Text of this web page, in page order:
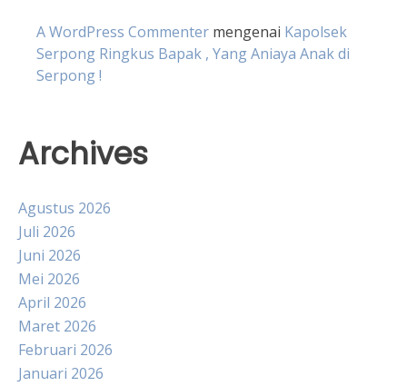
A WordPress Commenter mengenai Kapolsek
Serpong Ringkus Bapak , Yang Aniaya Anak di
Serpong !
Archives
Agustus 2026
Juli 2026
Juni 2026
Mei 2026
April 2026
Maret 2026
Februari 2026
Januari 2026